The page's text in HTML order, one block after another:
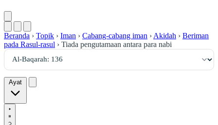
Beranda › Topik › Iman › Cabang-cabang iman › Akidah › Beriman
pada Rasul-rasul › Tiada pengutamaan antara para nabi
Ayat